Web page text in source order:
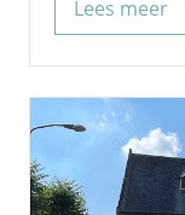
Lees meer